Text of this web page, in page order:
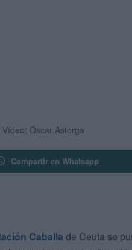
Óscar Astorga
Compartir en Whatsapp
Caballa de Ceuta se